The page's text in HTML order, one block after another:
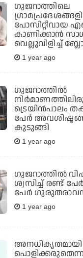
ഗുജറാത്തിലെ
പോസിറ്റീവായ
കാണിക്കാന്‍
വെല്ലുവിളിച്ച്
1 year ago
ഗുജറാത്തില്‍
ട്രെയിന്‍പാലം
പേര്‍
കുടുങ്ങി
1 year ago
ഗുജറാത്തില്‍
ശ്വസിച്ച് രണ്ട്
പേര്‍
1 year ago
അനധികൃതമായി
പൊളിക്കരുതെന്ന